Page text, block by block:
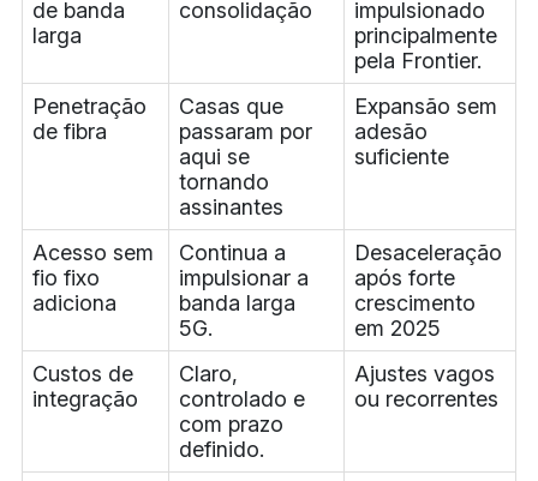
de banda
larga
consolidação
impulsionado
principalmente
pela Frontier.
Penetração
de fibra
Casas que
passaram por
aqui se
tornando
assinantes
Expansão sem
adesão
suficiente
Acesso sem
fio fixo
adiciona
Continua a
impulsionar a
banda larga
5G.
Desaceleração
após forte
crescimento
em 2025
Custos de
integração
Claro,
controlado e
com prazo
definido.
Ajustes vagos
ou recorrentes